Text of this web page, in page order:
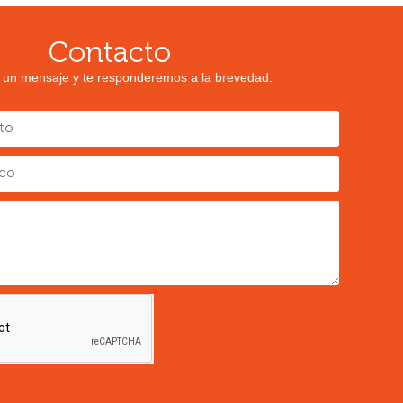
Contacto
mensaje y te responderemos a la brevedad.